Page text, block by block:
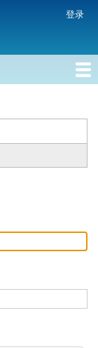
登录